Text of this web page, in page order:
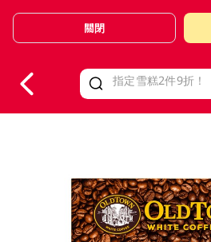
Valid Until 30 June 2026
關閉